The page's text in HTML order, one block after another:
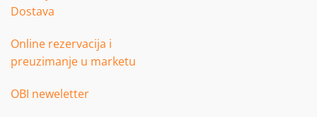
Dostava
Online rezervacija i
preuzimanje u marketu
OBI neweletter